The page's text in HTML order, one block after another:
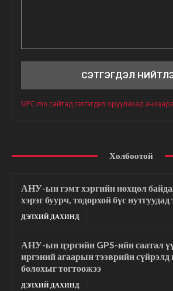
MFC.mn сайтад сэтгэгдэл оруулахад
Холбоотой
АНУ-ын гэмт хэргийн нөхцөл
хэрэг буурч, тодорхой бүс
ДЭЛХИЙ ДАХИНД
АНУ-ын цэргийн GPS-ийн саатал
иргэний агаарын тээврийн сүйрэлд
болохыг тогтоожээ
ДЭЛХИЙ ДАХИНД